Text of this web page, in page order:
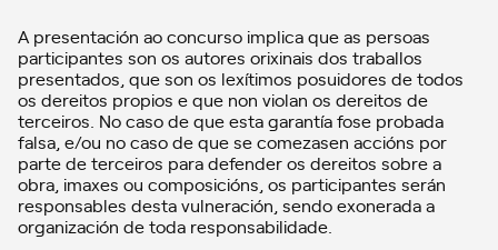
A presentación ao concurso implica que as persoas
participantes son os autores orixinais dos traballos
presentados, que son os lexítimos posuidores de todos
os dereitos propios e que non violan os dereitos de
terceiros. No caso de que esta garantía fose probada
falsa, e/ou no caso de que se comezasen accións por
parte de terceiros para defender os dereitos sobre a
obra, imaxes ou composicións, os participantes serán
responsables desta vulneración, sendo exonerada a
organización de toda responsabilidade.